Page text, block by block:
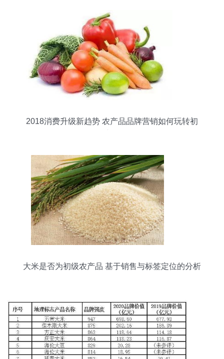
2018消费升级新趋势 农产品品牌营销如何玩转初
大米是否为初级农产品 基于销售与标签定位的分析